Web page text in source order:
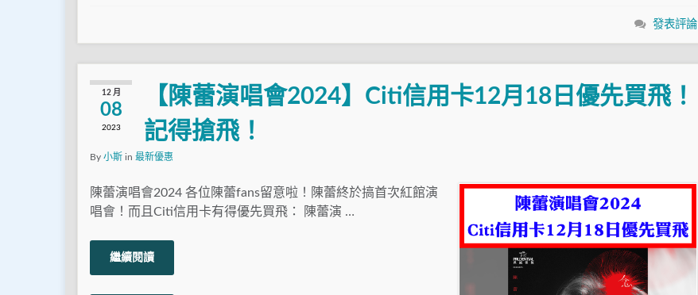
發表評論
12 月
08
2023
【陳蕾演唱會2024】Citi信用卡12月18日優先買飛！
記得搶飛！
By 小斯 in 最新優惠
陳蕾演唱會2024 各位陳蕾fans留意啦！陳蕾終於搞首次紅館演
唱會！而且Citi信用卡有得優先買飛： 陳蕾演 …
繼續閱讀